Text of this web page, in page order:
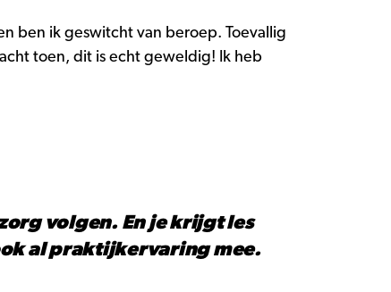
ben ik geswitcht van beroep. Toevallig
toen, dit is echt geweldig! Ik heb
volgen. En je krijgt les
al praktijkervaring mee.